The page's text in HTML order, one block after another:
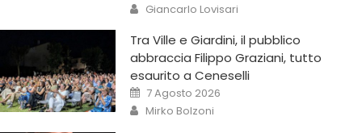
Giancarlo Lovisari
Tra Ville e Giardini, il pubblico
abbraccia Filippo Graziani, tutto
esaurito a Ceneselli
7 Agosto 2026
Mirko Bolzoni